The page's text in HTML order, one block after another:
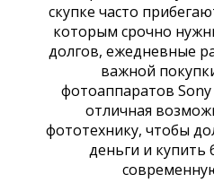
скупке часто
которым срочно
долгов, ежедневные
важной
фотоаппаратов Sony
отличная
фототехнику, чтобы
деньги и купить